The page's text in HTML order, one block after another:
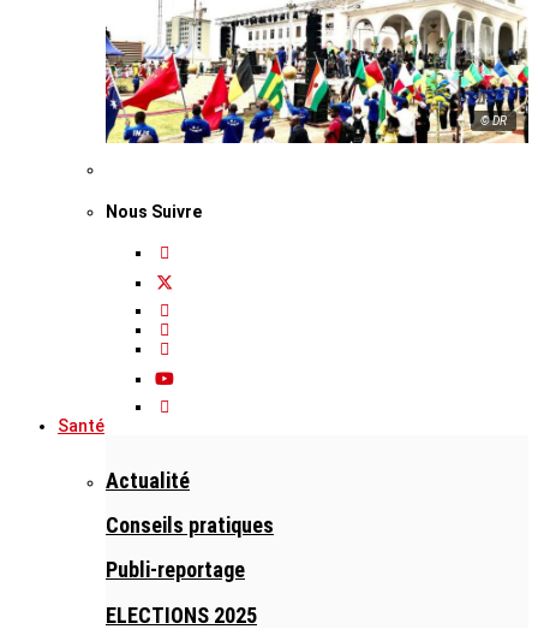
© DR
Nous Suivre
Santé
Actualité
Conseils pratiques
Publi-reportage
ELECTIONS 2025